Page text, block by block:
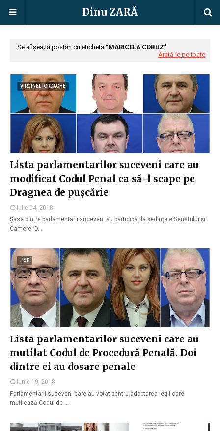
Dinu ZARĂ
Se afișează postări cu eticheta
MARICELA COBUZ
Arată-le pe toate
VIRGINEL IORDACHE
Lista parlamentarilor suceveni care au
modificat Codul Penal ca să-l scape pe
Dragnea de pușcărie
Iulie 04, 2018
Șase dintre parlamentarii suceveni au participat la ședințele Senatului și
Camerei D…
PSD
Lista parlamentarilor suceveni care au
mutilat Codul de Procedură Penală. Doi
dintre ei au dosare penale
Iunie 19, 2018
Parlamentarii suceveni care au votat pentru adoptarea legii care
mutilează Codul de …